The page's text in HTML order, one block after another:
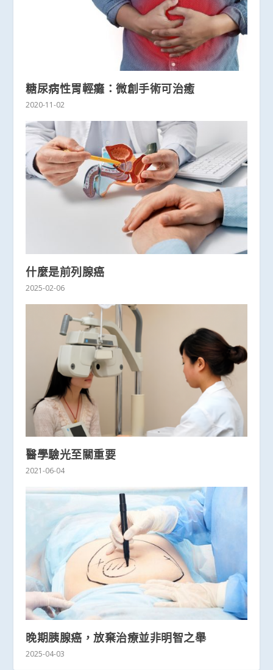
糖尿病性胃輕癱：微創手術可治癒
2020-11-02
什麼是前列腺癌
2025-02-06
醫學驗光至關重要
2021-06-04
晚期胰腺癌，放棄治療並非明智之舉
2025-04-03